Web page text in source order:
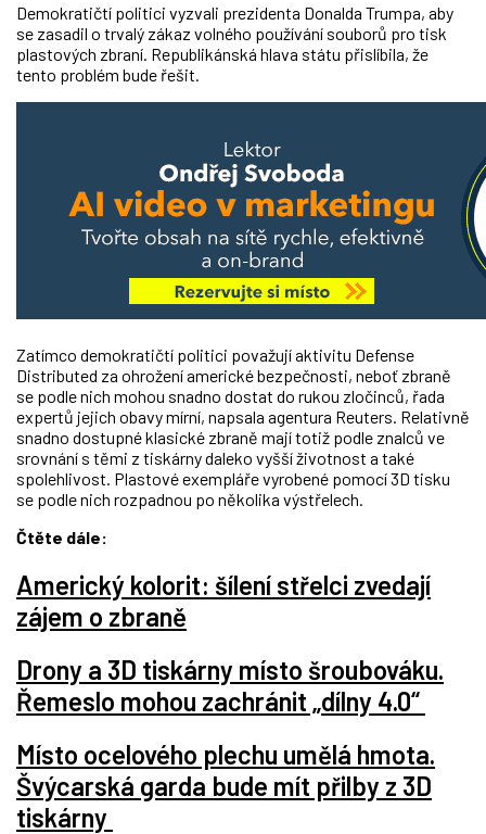
Demokratičtí politici vyzvali prezidenta Donalda Trumpa, aby
se zasadil o trvalý zákaz volného používání souborů pro tisk
plastových zbraní. Republikánská hlava státu přislíbila, že
tento problém bude řešit.
Zatímco demokratičtí politici považují aktivitu Defense
Distributed za ohrožení americké bezpečnosti, neboť zbraně
se podle nich mohou snadno dostat do rukou zločinců, řada
expertů jejich obavy mírní, napsala agentura Reuters. Relativně
snadno dostupné klasické zbraně mají totiž podle znalců ve
srovnání s těmi z tiskárny daleko vyšší životnost a také
spolehlivost. Plastové exempláře vyrobené pomocí 3D tisku
se podle nich rozpadnou po několika výstřelech.
Čtěte dále:
Americký kolorit: šílení střelci zvedají
zájem o zbraně
Drony a 3D tiskárny místo šroubováku.
Řemeslo mohou zachránit „dílny 4.0“
Místo ocelového plechu umělá hmota.
Švýcarská garda bude mít přilby z 3D
tiskárny